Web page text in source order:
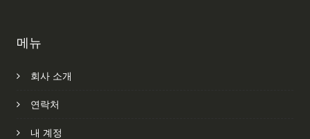
메뉴
회사 소개
연락처
내 계정